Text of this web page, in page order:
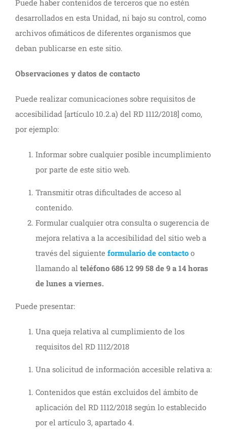
Puede haber contenidos de terceros que no estén
desarrollados en esta Unidad, ni bajo su control, como
archivos ofimáticos de diferentes organismos que
deban publicarse en este sitio.
Observaciones y datos de contacto
Puede realizar comunicaciones sobre requisitos de
accesibilidad [artículo 10.2.a) del RD 1112/2018] como,
por ejemplo:
Informar sobre cualquier posible incumplimiento
por parte de este sitio web.
Transmitir otras dificultades de acceso al
contenido.
Formular cualquier otra consulta o sugerencia de
mejora relativa a la accesibilidad del sitio web a
través del siguiente formulario de contactoo
llamando al teléfono 686 12 99 58 de 9 a 14 horas
de lunes a viernes.
Puede presentar:
Una queja relativa al cumplimiento de los
requisitos del RD 1112/2018
Una solicitud de información accesible relativa a:
Contenidos que están excluidos del ámbito de
aplicación del RD 1112/2018 según lo establecido
por el artículo 3, apartado 4.